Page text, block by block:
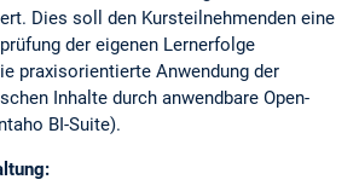
Dies soll den Kursteilnehmenden eine
der eigenen Lernerfolge
praxisorientierte Anwendung der
Inhalte durch anwendbare Open-
BI-Suite).